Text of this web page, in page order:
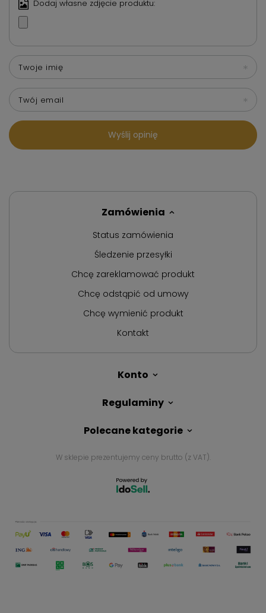
Dodaj własne zdjęcie produktu:
Twoje imię
Twój email
Wyślij opinię
Zamówienia
Status zamówienia
Śledzenie przesyłki
Chcę zareklamować produkt
Chcę odstąpić od umowy
Chcę wymienić produkt
Kontakt
Konto
Regulaminy
Polecane kategorie
W sklepie prezentujemy ceny brutto (z VAT).